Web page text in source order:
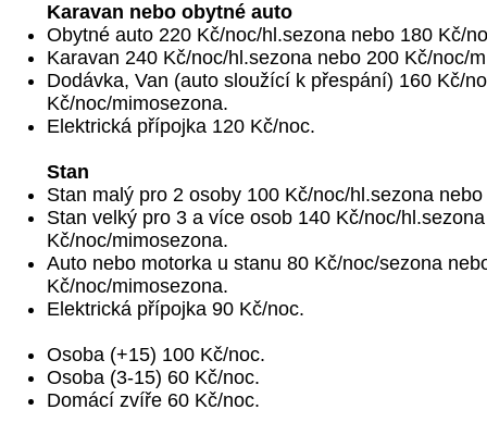
Karavan nebo obytné auto
Obytné auto 220 Kč/noc/hl.sezona nebo 180 Kč/
Karavan 240 Kč/noc/hl.sezona nebo 200 Kč/noc/
Dodávka, Van (auto sloužící k přespání) 160 Kč/
Kč/noc/mimosezona.
Elektrická přípojka 120 Kč/noc.
Stan
Stan malý pro 2 osoby 100 Kč/noc/hl.sezona
Stan velký pro 3 a více osob 140 Kč/noc/
Kč/noc/mimosezona.
Auto nebo motorka u stanu 80 Kč/noc/sezona
Kč/noc/mimosezona.
Elektrická přípojka 90 Kč/noc.
Osoba (+15) 100 Kč/noc.
Osoba (3-15) 60 Kč/noc.
Domácí zvíře 60 Kč/noc.